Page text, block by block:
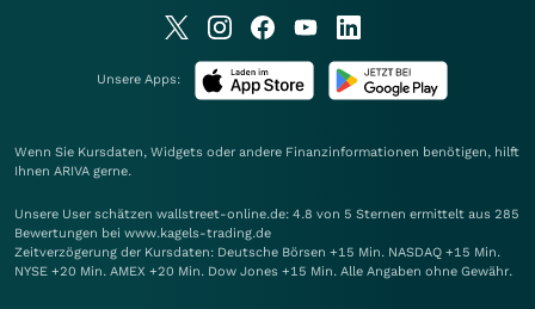
Unsere Apps:
Wenn Sie Kursdaten, Widgets oder andere Finanzinformationen benötigen, hilft
Ihnen ARIVA gerne.
Unsere User schätzen wallstreet-online.de: 4.8 von 5 Sternen ermittelt aus 285
Bewertungen bei www.kagels-trading.de
Zeitverzögerung der Kursdaten: Deutsche Börsen +15 Min. NASDAQ +15 Min.
NYSE +20 Min. AMEX +20 Min. Dow Jones +15 Min. Alle Angaben ohne Gewähr.